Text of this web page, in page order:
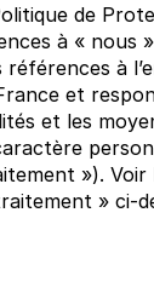
de
à « nous
références à
et
et les
»).
» ci-